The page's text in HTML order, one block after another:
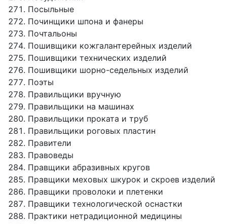
Посыльные
Починщики шпона и фанеры
Почтальоны
Пошивщики кожгалантерейных изделий
Пошивщики технических изделий
Пошивщики шорно-седельных изделий
Поэты
Правильщики вручную
Правильщики на машинах
Правильщики проката и труб
Правильщики роговых пластин
Правители
Правоведы
Правщики абразивных кругов
Правщики меховых шкурок и скроев изделий
Правщики проволоки и плетенки
Правщики технологической оснастки
Практики нетрадиционной медицины